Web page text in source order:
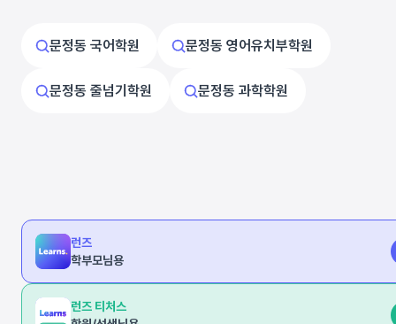
문정동 국어학원 문정동 영어유치부학원
문정동 줄넘기학원 문정동 과학학원
런즈
학부모님용
런즈 티처스